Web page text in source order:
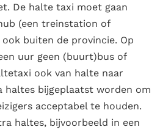
De halte taxi moet gaan
(een treinstation of
buiten de provincie. Op
uur geen (buurt)bus of
ook van halte naar
haltes bijgeplaatst worden om
acceptabel te houden.
haltes, bijvoorbeeld in een